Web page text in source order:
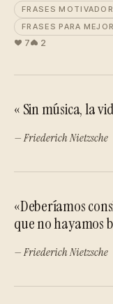
FRASES
FRASES PARA
7 2
« Sin música, la
— Friederich Nietzsche
«Deberíamos
que no hayamos
— Friederich Nietzsche